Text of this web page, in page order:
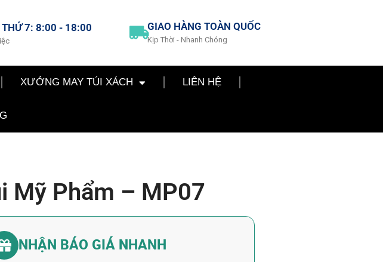
THỨ 7: 8:00 - 18:00 GIAO HÀNG TOÀN QUỐC
Kịp Thời - Nhanh Chóng
XƯỞNG MAY TÚI XÁCH LIÊN HỆ
Mỹ Phẩm – MP07
NHẬN BÁO GIÁ NHANH